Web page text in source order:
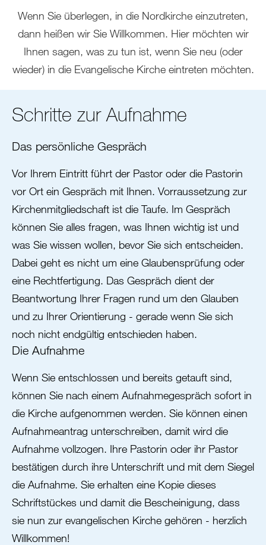
Wenn Sie überlegen, in die Nordkirche einzutreten,
dann heißen wir Sie Willkommen. Hier möchten wir
Ihnen sagen, was zu tun ist, wenn Sie neu (oder
wieder) in die Evangelische Kirche eintreten möchten.
Schritte zur Aufnahme
Das persönliche Gespräch
Vor Ihrem Eintritt führt der Pastor oder die Pastorin
vor Ort ein Gespräch mit Ihnen. Vorraussetzung zur
Kirchenmitgliedschaft ist die Taufe. Im Gespräch
können Sie alles fragen, was Ihnen wichtig ist und
was Sie wissen wollen, bevor Sie sich entscheiden.
Dabei geht es nicht um eine Glaubensprüfung oder
eine Rechtfertigung. Das Gespräch dient der
Beantwortung Ihrer Fragen rund um den Glauben
und zu Ihrer Orientierung - gerade wenn Sie sich
noch nicht endgültig entschieden haben.
Die Aufnahme
Wenn Sie entschlossen und bereits getauft sind,
können Sie nach einem Aufnahmegespräch sofort in
die Kirche aufgenommen werden. Sie können einen
Aufnahmeantrag unterschreiben, damit wird die
Aufnahme vollzogen. Ihre Pastorin oder ihr Pastor
bestätigen durch ihre Unterschrift und mit dem Siegel
die Aufnahme. Sie erhalten eine Kopie dieses
Schriftstückes und damit die Bescheinigung, dass
sie nun zur evangelischen Kirche gehören - herzlich
Willkommen!